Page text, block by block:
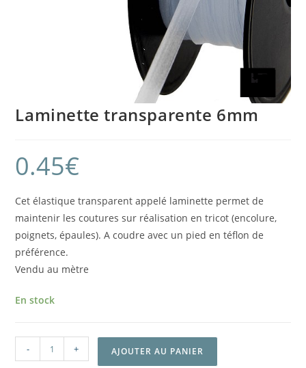
Laminette transparente 6mm
0.45€
Cet élastique transparent appelé laminette permet de
maintenir les coutures sur réalisation en tricot (encolure,
poignets, épaules). A coudre avec un pied en téflon de
préférence.
Vendu au mètre
En stock
- + AJOUTER AU PANIER